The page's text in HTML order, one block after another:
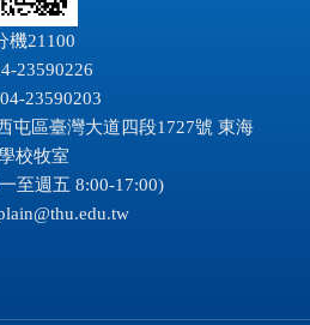
機21100
23590226
23590203
屯區臺灣大道四段1727號 東海
校牧室
至週五 8:00-17:00)